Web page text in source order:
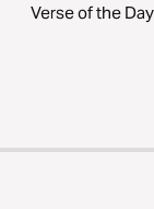
Verse of the Day